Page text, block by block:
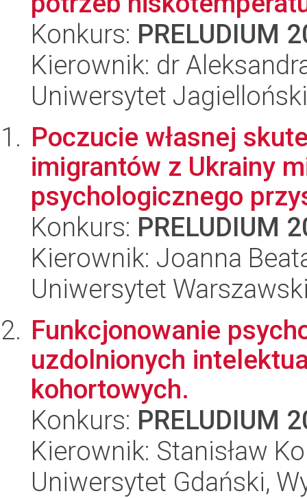
Konkurs: PRELUDIUM
Kierownik: dr
Uniwersytet
Poczucie własnej
imigrantów z Ukrainy
psychologicznego
Konkurs: PRELUDIUM
Kierownik: Joanna
Uniwersytet
Funkcjonowanie
uzdolnionych
kohortowych.
Konkurs: PRELUDIUM
Kierownik: Stanisław
Uniwersytet Gdański,